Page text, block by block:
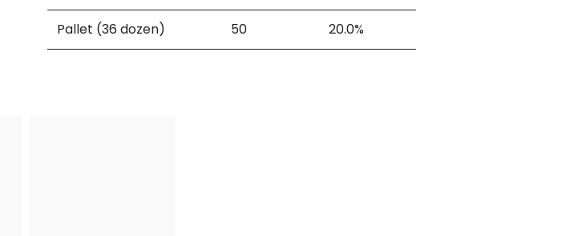
Pallet (36 dozen) 50 20.0%